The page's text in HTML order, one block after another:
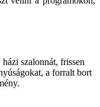
szalonnát, frissen
a forralt bort